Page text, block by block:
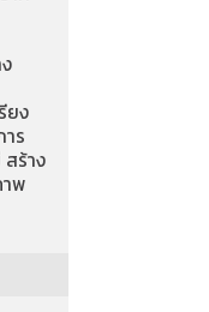
ยง
ร
ร้าง
พ